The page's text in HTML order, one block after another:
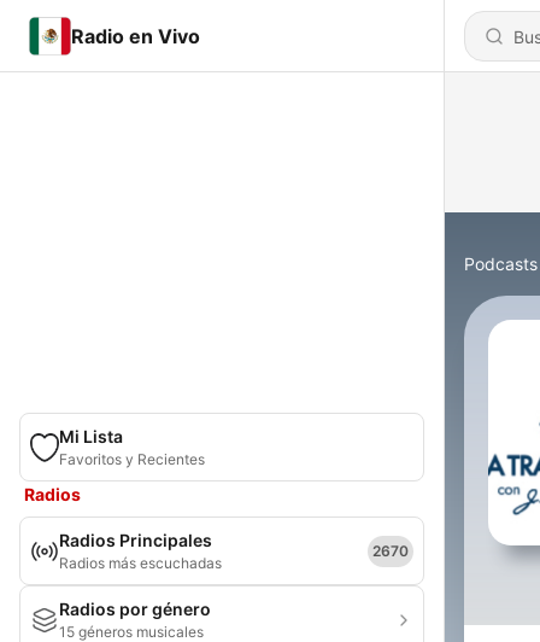
Radio en Vivo
Mi Lista
Favoritos y Recientes
Radios
Radios Principales
Radios más escuchadas
2670
Radios por género
15 géneros musicales
Podcasts